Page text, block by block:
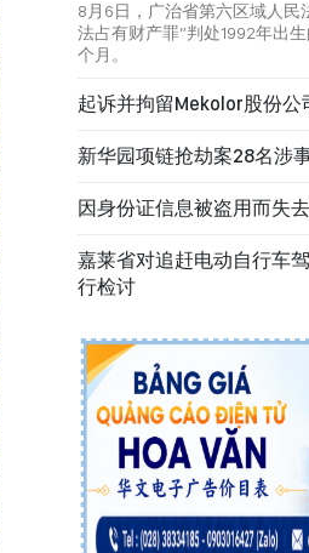
8月6日，广治省第六区域人民
法占有财产罪”判处1992年出
个月。
起诉并拘留Mekolor股份公
新华园项链抢劫案28名涉
因身份证信息被盗用而失
嘉莱省对追赶电动自行车
行检讨